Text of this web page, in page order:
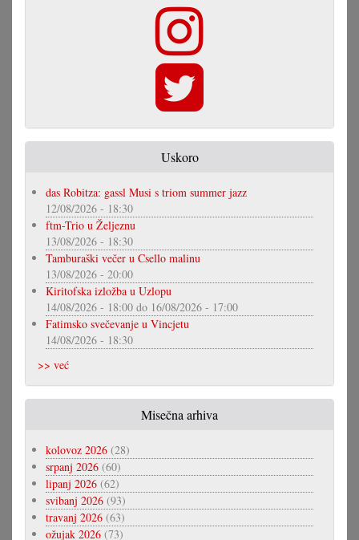
Uskoro
das Robitza: gassl Musi s triom summer jazz
12/08/2026 - 18:30
ftm-Trio u Željeznu
13/08/2026 - 18:30
Tamburaški večer u Csello malinu
13/08/2026 - 20:00
Kiritofska izložba u Uzlopu
14/08/2026 - 18:00 do 16/08/2026 - 17:00
Fatimsko svečevanje u Vincjetu
14/08/2026 - 18:30
>> već
Misečna arhiva
kolovoz 2026 (28)
srpanj 2026 (60)
lipanj 2026 (62)
svibanj 2026 (93)
travanj 2026 (63)
ožujak 2026 (73)